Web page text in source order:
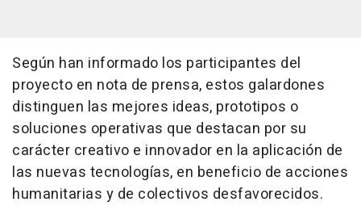
Según han informado los participantes del
proyecto en nota de prensa, estos galardones
distinguen las mejores ideas, prototipos o
soluciones operativas que destacan por su
carácter creativo e innovador en la aplicación de
las nuevas tecnologías, en beneficio de acciones
humanitarias y de colectivos desfavorecidos.